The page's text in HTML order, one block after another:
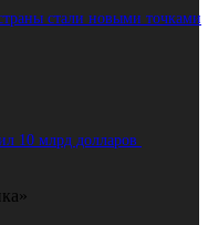
стали новыми точками
10 млрд долларов